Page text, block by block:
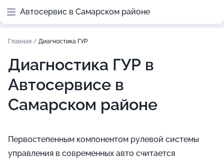
Автосервис в Самарском районе
Главная / Диагностика ГУР
Диагностика ГУР в
Автосервисе в
Самарском районе
Первостепенным компонентом рулевой системы
управления в современных авто считается